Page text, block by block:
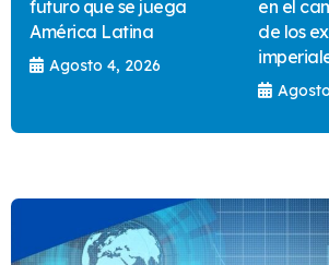
futuro que se juega
América Latina
Agosto 4, 2026
en el
de los